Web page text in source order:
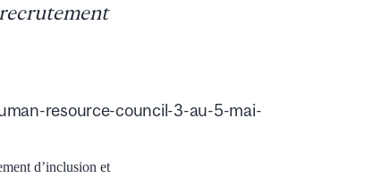
resource-council-3-au-5-mai-
d’inclusion et